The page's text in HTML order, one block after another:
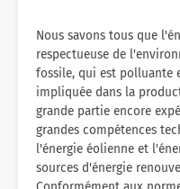
Nous savons tous que
respectueuse de
fossile, qui est polluante
impliquée dans la
grande partie encore
grandes compétences
l'énergie éolienne et
sources d'énergie